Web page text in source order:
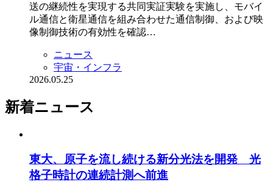
送の継続性を実現する共同実証実験を実施し、モバイ
ル通信と衛星通信を組み合わせた通信制御、および映
像制御技術の有効性を確認…
ニュース
宇宙・インフラ
2026.05.25
新着ニュース
東大、原子を流し続ける新分光法を開発 光
格子時計の連続計測へ前進